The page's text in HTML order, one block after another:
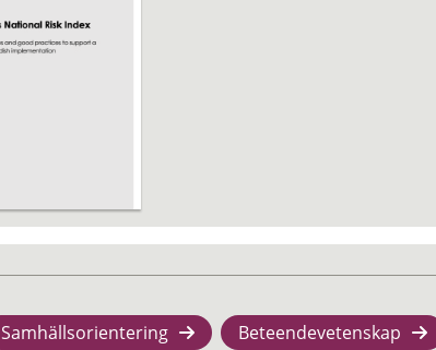
Samhällsorientering Beteendevetenskap